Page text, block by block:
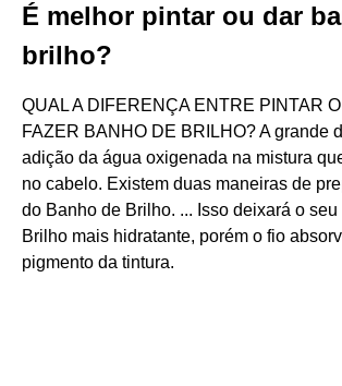
É melhor pintar ou dar
brilho?
QUAL A DIFERENÇA ENTRE PINTAR
FAZER BANHO DE BRILHO? A grande
adição da água oxigenada na mistura
no cabelo. Existem duas maneiras de
do Banho de Brilho. ... Isso deixará o
Brilho mais hidratante, porém o fio
pigmento da tintura.